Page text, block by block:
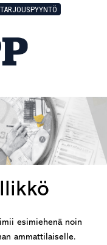
TARJOUSPYYNTÖ
esimiehenä noin
ammattilaiselle.